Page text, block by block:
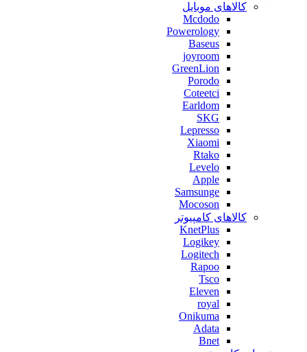
کالاهای موبایل
Mcdodo
Powerology
Baseus
joyroom
GreenLion
Porodo
Coteetci
Earldom
SKG
Lepresso
Xiaomi
Rtako
Levelo
Apple
Samsunge
Mocoson
کالاهای کامپیوتر
KnetPlus
Logikey
Logitech
Rapoo
Tsco
Eleven
royal
Onikuma
Adata
Bnet